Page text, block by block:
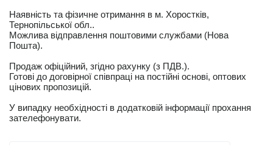
Наявність та фізичне отримання в м. Хоростків,
Тернопільської обл..
Можлива відправлення поштовими службами (Нова
Пошта).
Продаж офіційний, згідно рахунку (з ПДВ.).
Готові до договірної співпраці на постійні основі, оптових
цінових пропозицій.
У випадку необхідності в додатковій інформації прохання
зателефонувати.